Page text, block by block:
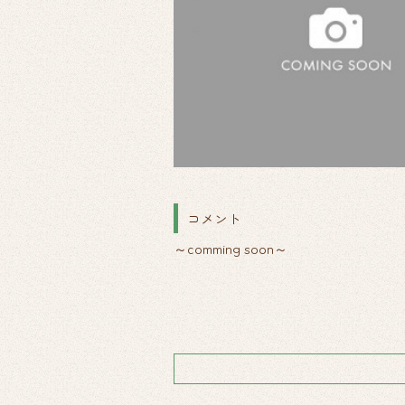
コメント
～comming soon～